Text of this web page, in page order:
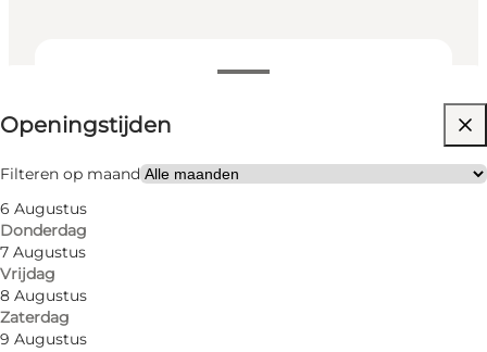
Openingstijden bekijken
Openingstijden
Filteren op maand
6 Augustus
Donderdag
7 Augustus
Vrijdag
8 Augustus
Zaterdag
9 Augustus
Website bezoeken
Honden toegestaan
Children, Friends, My partner, Myself